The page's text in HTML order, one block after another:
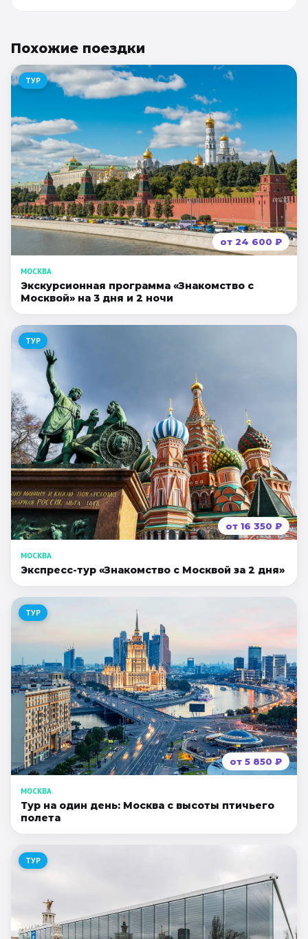
Похожие поездки
ТУР
от 24 600 ₽
МОСКВА
Экскурсионная программа «Знакомство с
Москвой» на 3 дня и 2 ночи
ТУР
от 16 350 ₽
МОСКВА
Экспресс-тур «Знакомство с Москвой за 2 дня»
ТУР
от 5 850 ₽
МОСКВА
Тур на один день: Москва с высоты птичьего
полета
ТУР